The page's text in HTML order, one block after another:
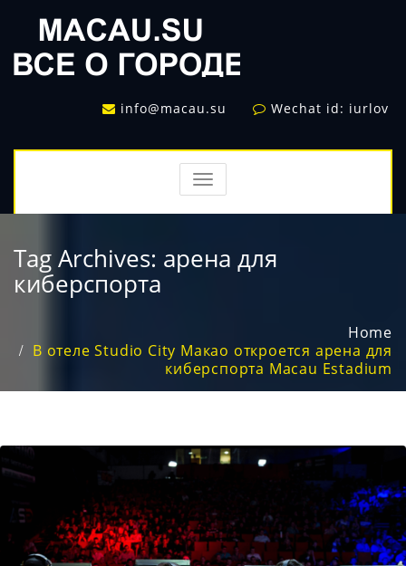
info@macau.su Wechat id: iurlov
TOGGLE
NAVIGATION
Tag Archives: арена для
киберспорта
Home
В отеле Studio City Макао откроется арена для
киберспорта Macau Estadium